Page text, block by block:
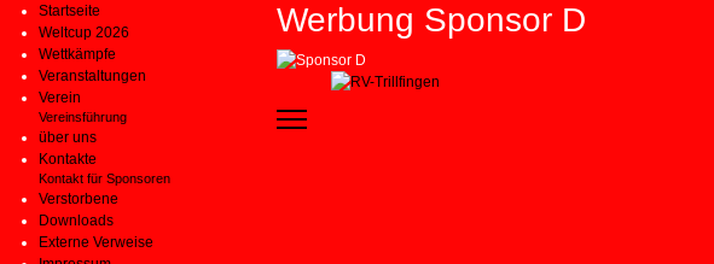
Startseite
Weltcup 2026
Wettkämpfe
Veranstaltungen
Verein
Vereinsführung
über uns
Kontakte
Kontakt für Sponsoren
Verstorbene
Downloads
Externe Verweise
Werbung Sponsor D